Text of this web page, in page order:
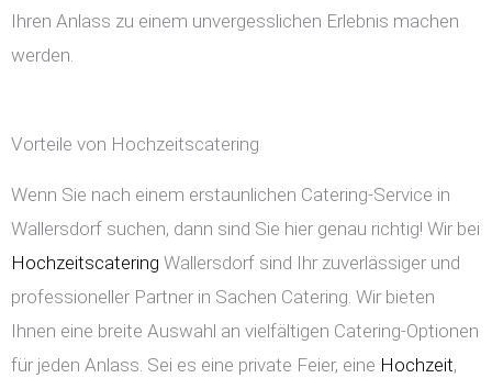
Ihren Anlass zu einem unvergesslichen Erlebnis machen
werden.
Vorteile von Hochzeitscatering
Wenn Sie nach einem erstaunlichen Catering-Service in
Wallersdorf suchen, dann sind Sie hier genau richtig! Wir bei
Hochzeitscatering Wallersdorf sind Ihr zuverlässiger und
professioneller Partner in Sachen Catering. Wir bieten
Ihnen eine breite Auswahl an vielfältigen Catering-Optionen
für jeden Anlass. Sei es eine private Feier, eine Hochzeit,